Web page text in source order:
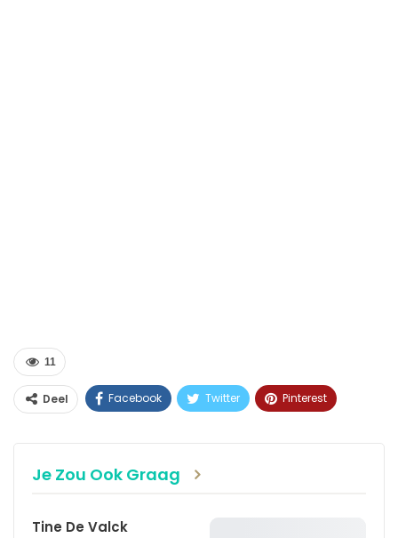
11
Deel Facebook Twitter Pinterest
Je Zou Ook Graag
Tine De Valck